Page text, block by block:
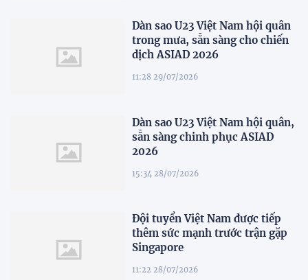
Dàn sao U23 Việt Nam hội quân
trong mưa, sẵn sàng cho chiến
dịch ASIAD 2026
11:28 29/07/2026
Dàn sao U23 Việt Nam hội quân,
sẵn sàng chinh phục ASIAD
2026
15:34 28/07/2026
Đội tuyển Việt Nam được tiếp
thêm sức mạnh trước trận gặp
Singapore
11:22 28/07/2026